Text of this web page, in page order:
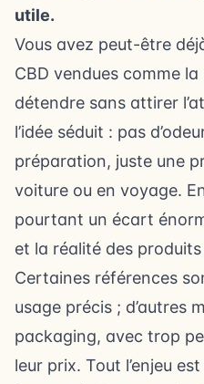
utile.
Vous avez peut-être
CBD vendues comme
détendre sans attirer
l’idée séduit : pas
préparation, juste une
voiture ou en voyage.
pourtant un écart
et la réalité des
Certaines références
usage précis ; d’autres
packaging, avec trop
leur prix. Tout l’enjeu